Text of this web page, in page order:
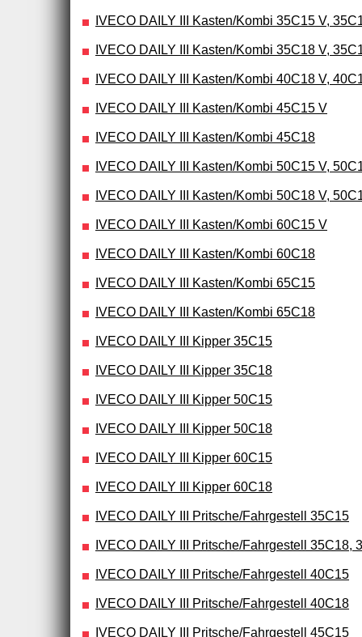
IVECO DAILY III Kasten/Kombi 35C15 V,
IVECO DAILY III Kasten/Kombi 35C18 V,
IVECO DAILY III Kasten/Kombi 40C18 V,
IVECO DAILY III Kasten/Kombi 45C15 V
IVECO DAILY III Kasten/Kombi 45C18
IVECO DAILY III Kasten/Kombi 50C15 V,
IVECO DAILY III Kasten/Kombi 50C18 V,
IVECO DAILY III Kasten/Kombi 60C15 V
IVECO DAILY III Kasten/Kombi 60C18
IVECO DAILY III Kasten/Kombi 65C15
IVECO DAILY III Kasten/Kombi 65C18
IVECO DAILY III Kipper 35C15
IVECO DAILY III Kipper 35C18
IVECO DAILY III Kipper 50C15
IVECO DAILY III Kipper 50C18
IVECO DAILY III Kipper 60C15
IVECO DAILY III Kipper 60C18
IVECO DAILY III Pritsche/Fahrgestell 35C15
IVECO DAILY III Pritsche/Fahrgestell 35C18,
IVECO DAILY III Pritsche/Fahrgestell 40C15
IVECO DAILY III Pritsche/Fahrgestell 40C18
IVECO DAILY III Pritsche/Fahrgestell 45C15